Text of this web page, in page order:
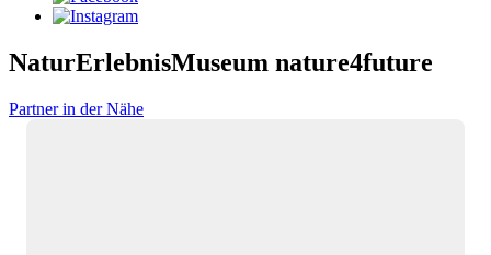
NaturErlebnisMuseum nature4future
Partner in der Nähe